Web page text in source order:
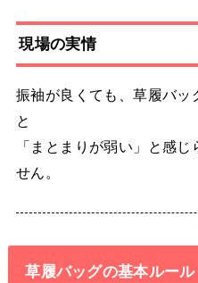
現場の実情
振袖が良くても、草履バッ
と
「まとまりが弱い」と感
せん。
草履バッグの基本ルール